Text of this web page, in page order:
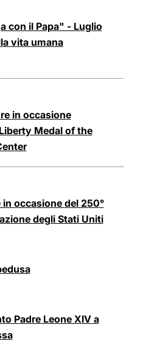
con il Papa" - Luglio
vita umana
in occasione
Medal of the
in occasione del 250°
degli Stati Uniti
Padre Leone XIV a